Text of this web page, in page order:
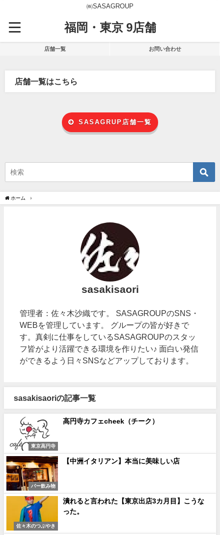
㈱SASAGROUP
福岡・東京 9店舗
店舗一覧 お問い合わせ
店舗一覧はこちら
SASAGRUP店舗一覧
ホーム
sasakisaori
管理者：佐々木沙織です。 SASAGROUPのSNS・
WEBを管理しています。 グループの皆が好きで
す。真剣に仕事をしているSASAGROUPのスタッ
フ皆がより活躍できる環境を作りたい♪ 面白い発信
ができるよう日々SNSなどアップしております。
sasakisaoriの記事一覧
東京高円寺
高円寺カフェcheek（チーク）
バー飲み物
【中洲イタリアン】本当に美味しい店
佐々木のつぶやき
潰れると言われた【東京出店3カ月目】こうな
った。